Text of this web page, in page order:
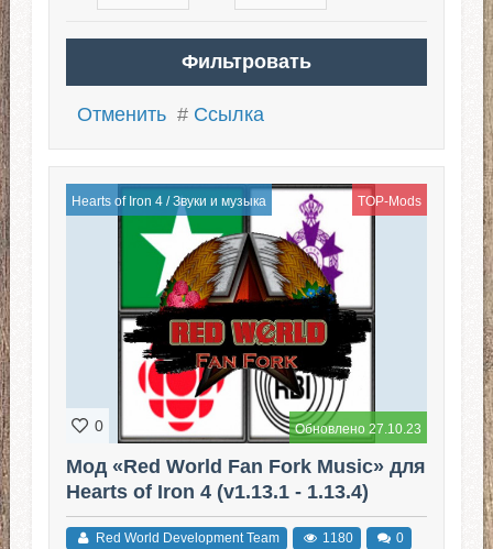
Отменить # Ссылка
Hearts of Iron 4/Звуки и музыка TOP-Mods
Обновлено 27.10.23
0
Мод «Red World Fan Fork Music» для
Hearts of Iron 4 (v1.13.1 - 1.13.4)
Red World Development Team 1180 0